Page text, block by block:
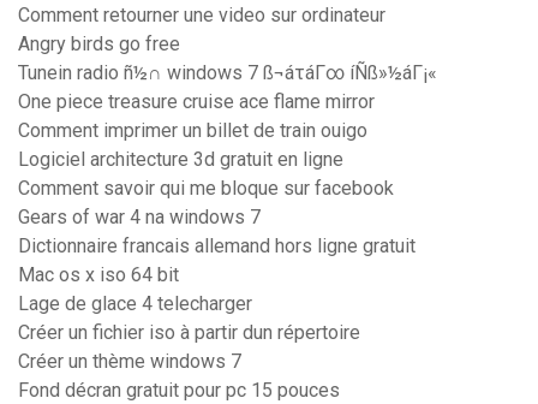
Comment retourner une video sur ordinateur
Angry birds go free
Tunein radio ñ½∩ windows 7 ß¬áτáΓ∞ íÑß»½áΓ¡«
One piece treasure cruise ace flame mirror
Comment imprimer un billet de train ouigo
Logiciel architecture 3d gratuit en ligne
Comment savoir qui me bloque sur facebook
Gears of war 4 na windows 7
Dictionnaire francais allemand hors ligne gratuit
Mac os x iso 64 bit
Lage de glace 4 telecharger
Créer un fichier iso à partir dun répertoire
Créer un thème windows 7
Fond décran gratuit pour pc 15 pouces